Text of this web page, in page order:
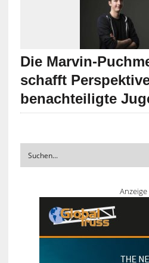
Die Marvin-
schafft
benachteiligte
Anzeige